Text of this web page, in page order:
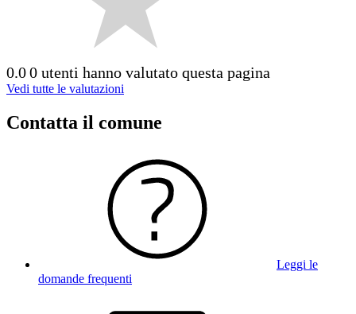
0.00 utenti hanno valutato questa pagina
Vedi tutte le valutazioni
Contatta il comune
Leggi le
domande frequenti